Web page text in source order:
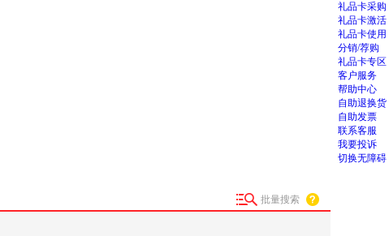
礼品卡采购
礼品卡激活
礼品卡使用
分销/荐购
礼品卡专区
客户服务
帮助中心
自助退换货
自助发票
联系客服
我要投诉
切换无障碍
批量搜索